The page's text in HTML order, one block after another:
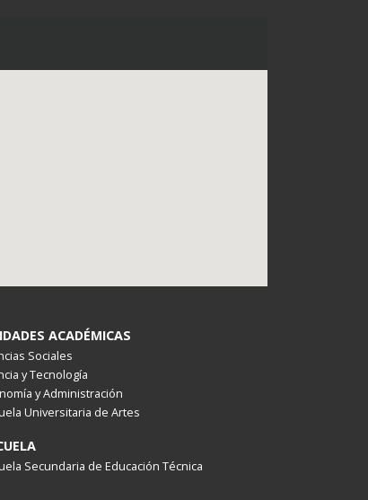
ACADÉMICAS
Sociales
y Tecnología
y Administración
Universitaria de Artes
Secundaria de Educación Técnica